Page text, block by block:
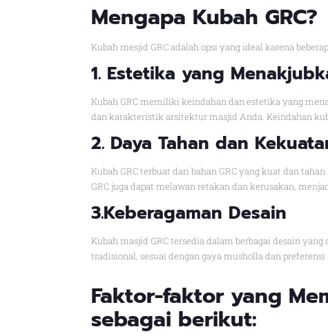
Mengapa Kubah GRC?
Kubah mesjid GRC adalah opsi yang ideal karena
1. Estetika yang
Kubah GRC memiliki keindahan dan estetika yang
dan karakteristik arsitektur masjid Anda. Keindahan
2. Daya Tahan dan
Kubah GRC terbuat dari bahan GRC yang kuat dan
GRC juga dapat melawan retakan dan kerusakan,
3.Keberagaman Desain
Kubah masjid GRC tersedia dalam berbagai desain
tradisional, sesuai dengan gaya musholla dan
Faktor-faktor yang
sebagai berikut: